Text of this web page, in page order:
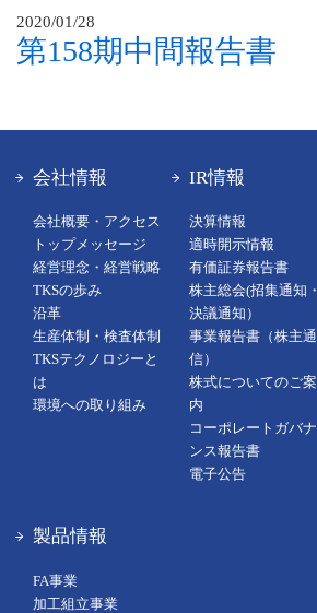
2020/01/28
第158期中間報告書
会社情報
会社概要・アクセス
トップメッセージ
経営理念・経営戦略
TKSの歩み
沿革
生産体制・検査体制
TKSテクノロジーと
は
環境への取り組み
IR情報
決算情報
適時開示情報
有価証券報告書
株主総会(招集通知・
決議通知）
事業報告書（株主通
信）
株式についてのご案
内
コーポレートガバナ
ンス報告書
電子公告
製品情報
FA事業
加工組立事業